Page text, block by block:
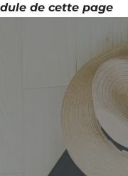
de cette page